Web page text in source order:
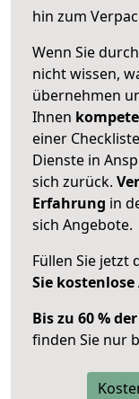
hin zum
Wenn Sie
nicht wissen,
übernehmen
Ihnen
einer
Dienste in
sich zurück.
Erfahrung in
sich Angebote.
Füllen Sie jetzt
Sie
Bis zu 60 %
finden Sie nur